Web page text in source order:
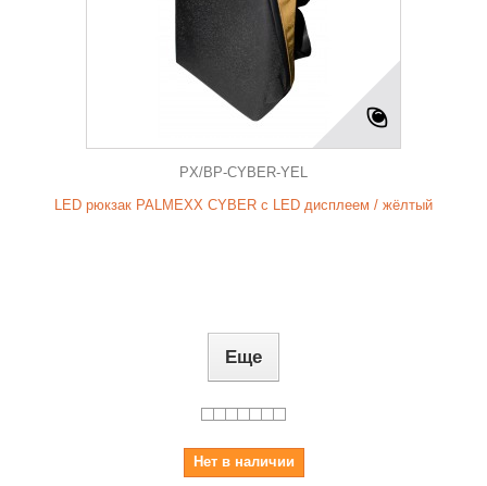
PX/BP-CYBER-YEL
LED рюкзак PALMEXX CYBER с LED дисплеем / жёлтый
Еще
Нет в наличии